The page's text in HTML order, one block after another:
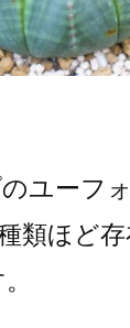
ユーフ
類ほど